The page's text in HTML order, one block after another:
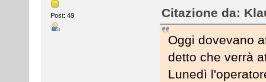
Post: 49
Citazione da:
Oggi dovevano
detto che verrà
Lunedì